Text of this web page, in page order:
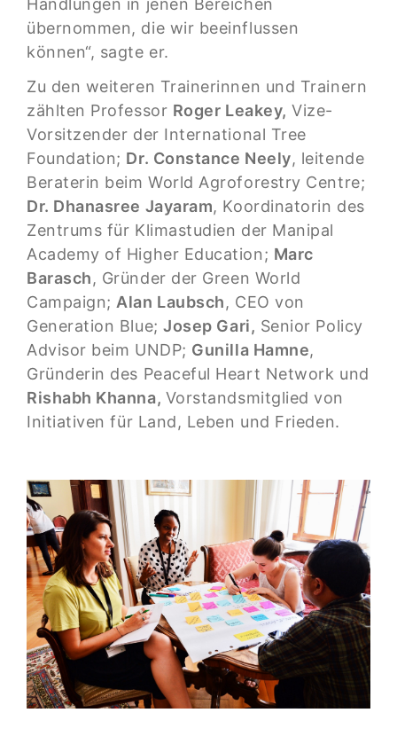
übernommen, die wir beeinflussen
können“, sagte er.
Zu den weiteren Trainerinnen und Trainern
zählten Professor Roger Leakey, Vize-
Vorsitzender der International Tree
Foundation; Dr. Constance Neely, leitende
Beraterin beim World Agroforestry Centre;
Dr. Dhanasree Jayaram, Koordinatorin des
Zentrums für Klimastudien der Manipal
Academy of Higher Education; Marc
Barasch, Gründer der Green World
Campaign;Alan Laubsch, CEO von
Generation Blue;Josep Gari, Senior Policy
Advisor beim UNDP; Gunilla Hamne,
Gründerin des Peaceful Heart Network und
Rishabh Khanna, Vorstandsmitglied von
Initiativen für Land, Leben und Frieden.